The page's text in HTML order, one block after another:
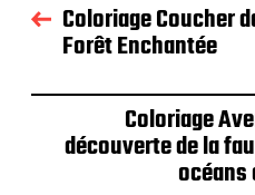
Coloriage Coucher
Forêt Enchantée
Coloriage
découverte de la
océans